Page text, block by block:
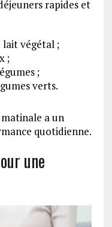
rapides et
lait végétal ;
;
;
verts.
a un
quotidienne.
une